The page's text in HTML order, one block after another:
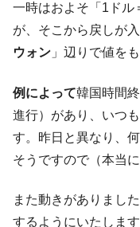
『Money1』
韓国･
い「50.5％」に上昇
『Money1』
韓国
断
『Money1』
韓国･
動」
『Money1』
中国だ
韓国
一時はおよそ「1ドル
が、そこから戻しが
ウォン 」辺りで値を
例によって韓国時間
進行）があり、いつ
す。昨日と異なり、
そうですので（本当
また動きがありまし
するようにいたします